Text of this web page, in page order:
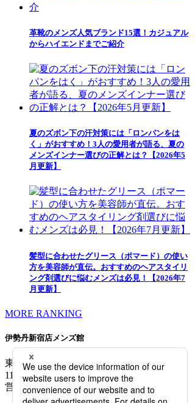
革靴のメンズ人気ブランド15選！カジュアル
からハイエンドまでご紹介
夏のズボン下の汗対策には「ロンパンをは
く」がおすすめ！3人の愛用者が語る、夏の
メンズインナー選びの正解とは？【2026年5
月更新】
髪型に合わせたグリース（ポマード）の使い
方を美容師が直伝。おすすめのヘアスタイリ
ング剤選びに悩むメンズは必見！【2026年7
月更新】
MORE RANKING
伊勢丹新宿店メンズ館
東京都新宿区新宿3-14-1TEL: 03-3352-
1111
営業時間：午前10時～午後8時